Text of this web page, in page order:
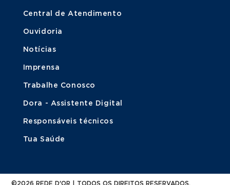
Central de Atendimento
Ouvidoria
Notícias
Imprensa
Trabalhe Conosco
Dora - Assistente Digital
Responsáveis técnicos
Tua Saúde
©2026 REDE D'OR | TODOS OS DIREITOS RESERVADOS.